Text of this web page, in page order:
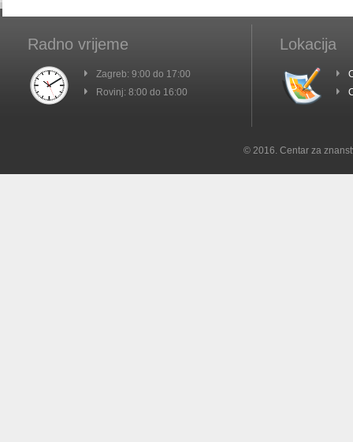
Radno vrijeme
Zagreb: 9:00 do 17:00
Rovinj: 8:00 do 16:00
Lokacija
© 2016. Centar za